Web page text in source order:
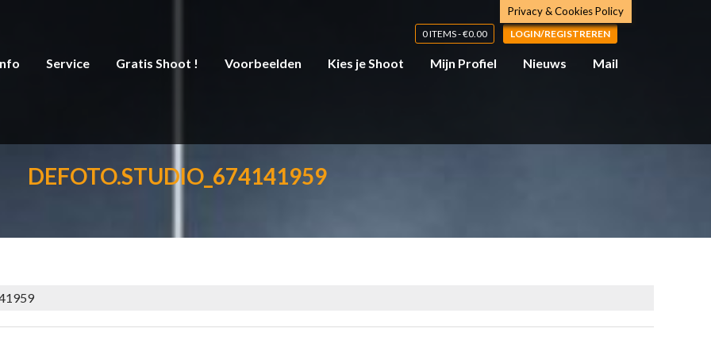
0 ITEMS -€0.00 LOGIN/REGISTREREN
Service Gratis Shoot ! Voorbeelden Kies je Shoot Mijn Profiel Nieuws Mail
DEFOTO.STUDIO_674141959
Privacy & Cookies Policy